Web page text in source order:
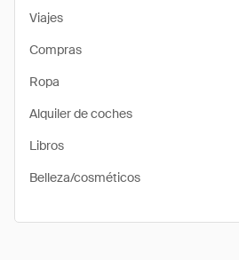
Viajes
Compras
Ropa
Alquiler de coches
Libros
Belleza/cosméticos